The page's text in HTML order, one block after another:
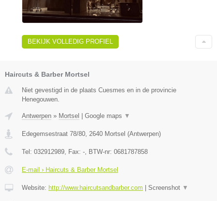
BEKIJK VOLLEDIG PROFIEL
Haircuts & Barber Mortsel
Niet gevestigd in de plaats Cuesmes en in de provincie
Henegouwen.
Antwerpen » Mortsel Google maps ▼
Edegemsestraat 78/80, 2640 Mortsel (Antwerpen)
Tel: 032912989, Fax: -, BTW-nr: 0681787858
E-mail › Haircuts & Barber Mortsel
Website: http://www.haircutsandbarber.com Screenshot ▼